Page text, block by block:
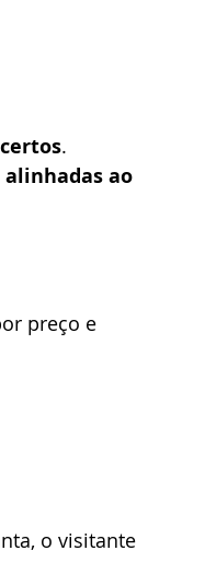
.
alinhadas ao
preço e
o visitante